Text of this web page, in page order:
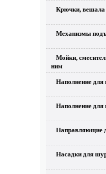
Крючки, вешала
Механизмы
Мойки,
ним
Наполнение для
Наполнение
Направляющие
Насадки для